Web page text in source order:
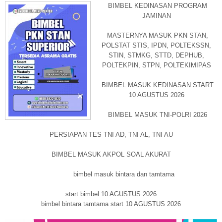
BIMBEL KEDINASAN PROGRAM
JAMINAN
MASTERNYA MASUK PKN STAN,
POLSTAT STIS, IPDN, POLTEKSSN,
STIN, STMKG, STTD, DEPHUB,
POLTEKPIN, STPN, POLTEKIMIPAS
BIMBEL MASUK KEDINASAN START
10 AGUSTUS 2026
BIMBEL MASUK TNI-POLRI 2026
PERSIAPAN TES TNI AD, TNI AL, TNI AU
BIMBEL MASUK AKPOL SOAL AKURAT
bimbel masuk bintara dan tamtama
start bimbel 10 AGUSTUS 2026
bimbel bintara tamtama start 10 AGUSTUS 2026